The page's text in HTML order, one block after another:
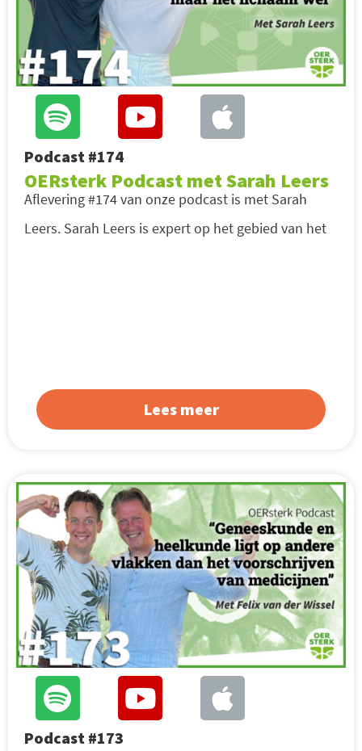
Podcast #174
OERsterk Podcast met Sarah Leers
Aflevering #174 van onze podcast is met Sarah
Leers. Sarah Leers is expert op het gebied van het
Lees meer
Podcast #173